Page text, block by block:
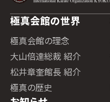
極真会館の世界
極真会館の理念
大山倍達総裁 紹介
松井章奎館長 紹介
極真の歴史